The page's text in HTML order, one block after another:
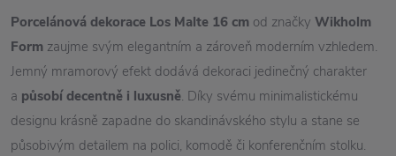
Porcelánová dekorace Los Malte 16 cm od značky Wikholm
Form zaujme svým elegantním a zároveň moderním vzhledem.
Jemný mramorový efekt dodává dekoraci jedinečný charakter
a působí decentně i luxusně. Díky svému minimalistickému
designu krásně zapadne do skandinávského stylu a stane se
působivým detailem na polici, komodě či konferenčním stolku.